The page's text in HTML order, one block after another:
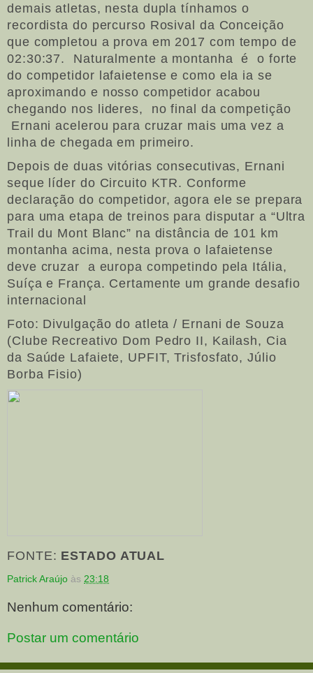
demais atletas, nesta dupla tínhamos o
recordista do percurso Rosival da Conceição
que completou a prova em 2017 com tempo de
02:30:37. Naturalmente a montanha é o forte
do competidor lafaietense e como ela ia se
aproximando e nosso competidor acabou
chegando nos lideres, no final da competição
Ernani acelerou para cruzar mais uma vez a
linha de chegada em primeiro.
Depois de duas vitórias consecutivas, Ernani
seque líder do Circuito KTR. Conforme
declaração do competidor, agora ele se prepara
para uma etapa de treinos para disputar a “Ultra
Trail du Mont Blanc” na distância de 101 km
montanha acima, nesta prova o lafaietense
deve cruzar a europa competindo pela Itália,
Suíça e França. Certamente um grande desafio
internacional
Foto: Divulgação do atleta / Ernani de Souza
(Clube Recreativo Dom Pedro II, Kailash, Cia
da Saúde Lafaiete, UPFIT, Trisfosfato, Júlio
Borba Fisio)
FONTE: ESTADO ATUAL
Patrick Araújo às 23:18
Nenhum comentário:
Postar um comentário